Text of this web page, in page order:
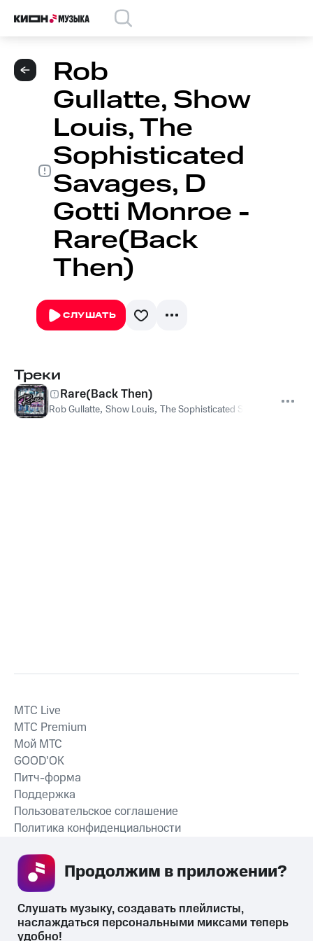
Rob
Gullatte, Show
Louis, The
Sophisticated
Savages, D
Gotti Monroe -
Rare(Back
Then)
СЛУШАТЬ
Треки
Rare(Back Then)
Rob Gullatte, Show Louis, The Sophisticated Savages
СКАЧАТЬ ПРИЛОЖЕНИЕ
MTС Live
MTС Premium
Мой МТС
GOOD’OK
Питч-форма
Поддержка
Пользовательское соглашение
Политика конфиденциальности
Слушать музыку, создавать плейлисты,
наслаждаться персональными миксами теперь
удобно!